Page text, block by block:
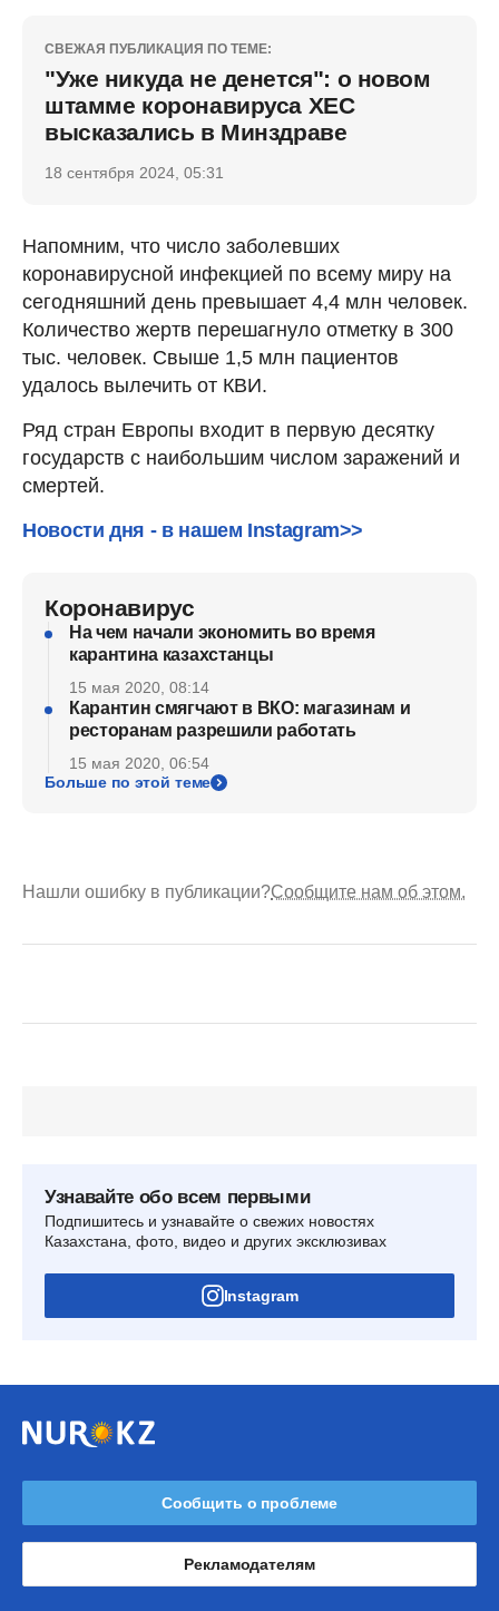
СВЕЖАЯ ПУБЛИКАЦИЯ ПО ТЕМЕ:
"Уже никуда не денется": о новом
штамме коронавируса ХЕС
высказались в Минздраве
18 сентября 2024, 05:31
Напомним, что число заболевших
коронавирусной инфекцией по всему миру на
сегодняшний день превышает 4,4 млн человек.
Количество жертв перешагнуло отметку в 300
тыс. человек. Свыше 1,5 млн пациентов
удалось вылечить от КВИ.
Ряд стран Европы входит в первую десятку
государств с наибольшим числом заражений и
смертей.
Новости дня - в нашем Instagram>>
Коронавирус
На чем начали экономить во время
карантина казахстанцы
15 мая 2020, 08:14
Карантин смягчают в ВКО: магазинам и
ресторанам разрешили работать
15 мая 2020, 06:54
Больше по этой теме
Нашли ошибку в публикации?Сообщите нам об этом.
Узнавайте обо всем первыми
Подпишитесь и узнавайте о свежих новостях
Казахстана, фото, видео и других эксклюзивах
Instagram
Сообщить о проблеме
Рекламодателям